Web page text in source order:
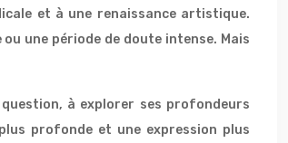
et à une renaissance artistique.
une période de doute intense. Mais
à explorer ses profondeurs
profonde et une expression plus